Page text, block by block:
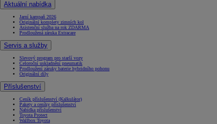
Aktuální nabídka
Jarní kampaň 2026
Originální komplety zimních kol
Asistenční služba na rok ZDARMA
Prodloužená záruka Extracare
Servis a služby
Slevový program pro starší vozy
Celoroční uskladnění pneumatik
Prodloužení záruky baterie hybridního pohonu
Originální díly
Příslušenství
Ceník příslušenství (Kalkulátor)
Pakety a ceníky příslušenství
Nabídka příslušenství
Toyota Protect
Wallbox Toyota